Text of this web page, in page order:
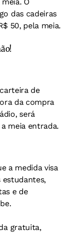
das cadeiras
50, pela meia.
de
da compra
será
meia entrada.
a medida visa
e de
gratuita,